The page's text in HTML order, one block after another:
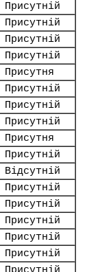
Присутній
Присутній
Присутній
Присутній
Присутня
Присутній
Присутній
Присутній
Присутня
Присутній
Відсутній
Присутній
Присутній
Присутній
Присутній
Присутній